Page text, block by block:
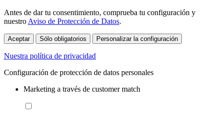
Antes de dar tu consentimiento, comprueba tu configuración y
nuestro Aviso de Protección de Datos.
Aceptar Sólo obligatorios Personalizar la configuración
Nuestra política de privacidad
Configuración de protección de datos personales
Marketing a través de customer match